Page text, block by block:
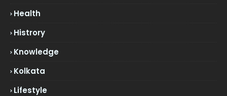
Health
Histrory
Knowledge
Kolkata
Lifestyle